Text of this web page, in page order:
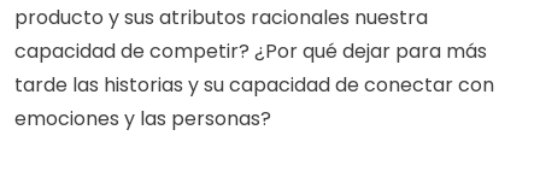
producto y sus atributos racionales nuestra
capacidad de competir? ¿Por qué dejar para más
tarde las historias y su capacidad de conectar con
emociones y las personas?